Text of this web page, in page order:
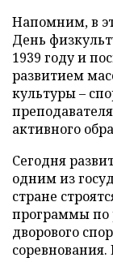
Напомним, в
День
1939 году и
развитием
культуры –
активного
Сегодня
одним из
стране
программы по
дворового
соревнования.